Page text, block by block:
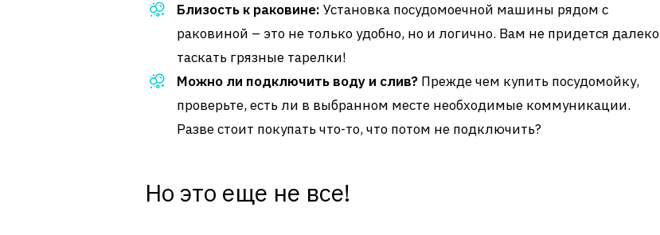
Близость к раковине: Установка посудомоечной машины рядом с
раковиной – это не только удобно, но и логично. Вам не придется далеко
таскать грязные тарелки!
Можно ли подключить воду и слив? Прежде чем купить посудомойку,
проверьте, есть ли в выбранном месте необходимые коммуникации.
Разве стоит покупать что-то, что потом не подключить?
Но это еще не все!